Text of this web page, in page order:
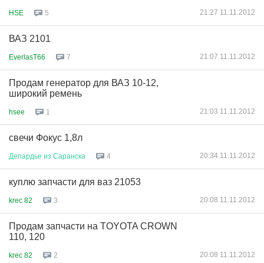
HSE 5 21:27 11.11.2012
ВАЗ 2101
EverlasT66 7 21:07 11.11.2012
Продам генератор для ВАЗ 10-12,
широкий ремень
hsee 1 21:03 11.11.2012
свечи Фокус 1,8л
Депардье из Саранска 4 20:34 11.11.2012
куплю запчасти для ваз 21053
krec 82 3 20:08 11.11.2012
Продам запчасти на TOYOTA CROWN
110, 120
krec 82 2 20:08 11.11.2012